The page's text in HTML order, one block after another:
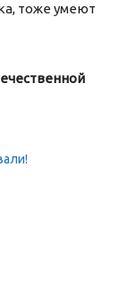
тоже умеют